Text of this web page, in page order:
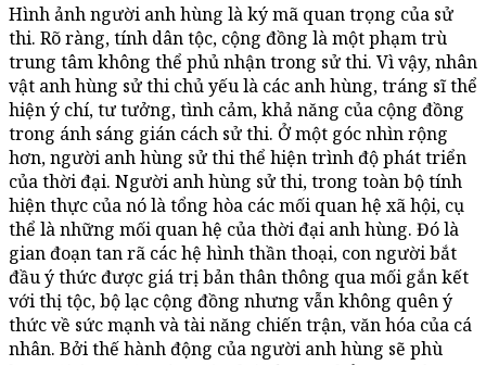
Hình ảnh người anh hùng là ký mã quan trọng của sử
thi. Rõ ràng, tính dân tộc, cộng đồng là một phạm trù
trung tâm không thể phủ nhận trong sử thi. Vì vậy, nhân
vật anh hùng sử thi chủ yếu là các anh hùng, tráng sĩ thể
hiện ý chí, tư tưởng, tình cảm, khả năng của cộng đồng
trong ánh sáng gián cách sử thi. Ở một góc nhìn rộng
hơn, người anh hùng sử thi thể hiện trình độ phát triển
của thời đại. Người anh hùng sử thi, trong toàn bộ tính
hiện thực của nó là tổng hòa các mối quan hệ xã hội, cụ
thể là những mối quan hệ của thời đại anh hùng. Đó là
gian đoạn tan rã các hệ hình thần thoại, con người bắt
đầu ý thức được giá trị bản thân thông qua mối gắn kết
với thị tộc, bộ lạc cộng đồng nhưng vẫn không quên ý
thức về sức mạnh và tài năng chiến trận, văn hóa của cá
nhân. Bởi thế hành động của người anh hùng sẽ phù